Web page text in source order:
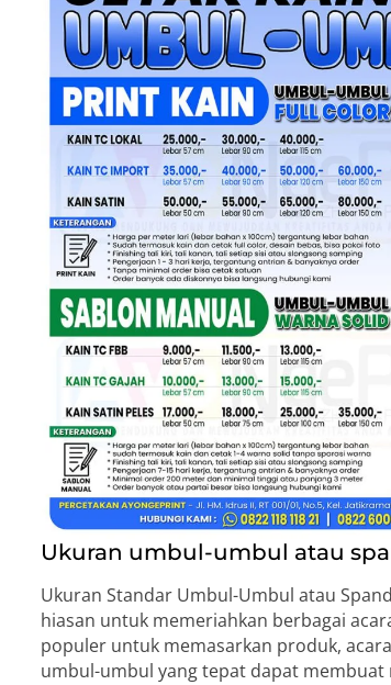
Ukuran umbul-umbul atau
Ukuran Standar Umbul-Umbul atau
hiasan untuk memeriahkan berbagai
populer untuk memasarkan produk,
umbul-umbul yang tepat dapat